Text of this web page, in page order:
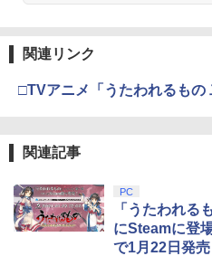
関連リンク
□TVアニメ「うたわれるもの
関連記事
PC
「うたわれる
にSteamに登
で1月22日発売